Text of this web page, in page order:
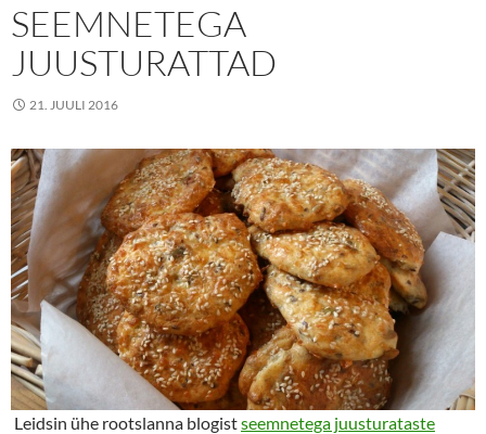
SEEMNETEGA
JUUSTURATTAD
21. JUULI 2016
Leidsin ühe rootslanna blogistseemnetega juusturataste